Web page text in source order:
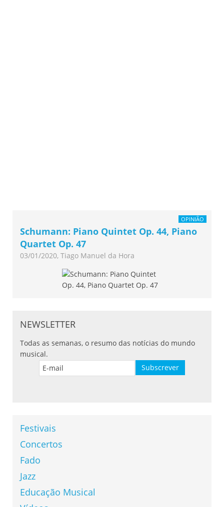
OPINIÃO
Schumann: Piano Quintet Op. 44, Piano
Quartet Op. 47
03/01/2020, Tiago Manuel da Hora
NEWSLETTER
Todas as semanas, o resumo das notícias do mundo
musical.
Festivais
Concertos
Fado
Jazz
Educação Musical